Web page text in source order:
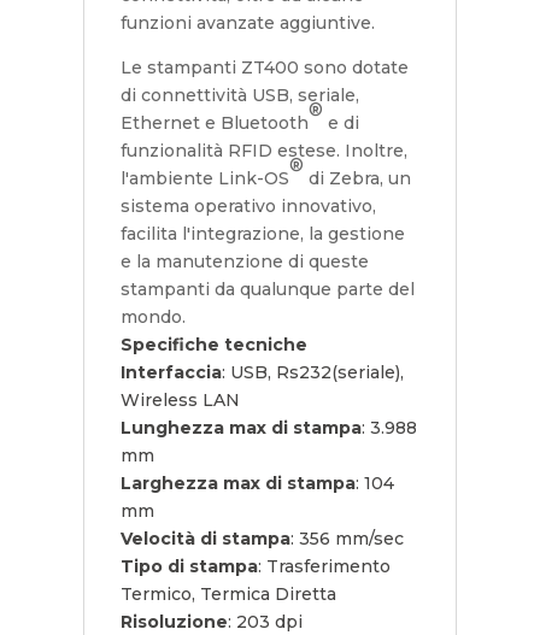
funzioni avanzate aggiuntive.
Le stampanti ZT400 sono dotate
di connettività USB, seriale,
Ethernet e Bluetooth
®
e di
funzionalità RFID estese. Inoltre,
l'ambiente Link-OS
®
di Zebra, un
sistema operativo innovativo,
facilita l'integrazione, la gestione
e la manutenzione di queste
stampanti da qualunque parte del
mondo.
Specifiche tecniche
Interfaccia: USB, Rs232(seriale),
Wireless LAN
Lunghezza max di stampa: 3.988
mm
Larghezza max di stampa: 104
mm
Velocità di stampa: 356 mm/sec
Tipo di stampa: Trasferimento
Termico, Termica Diretta
Risoluzione: 203 dpi